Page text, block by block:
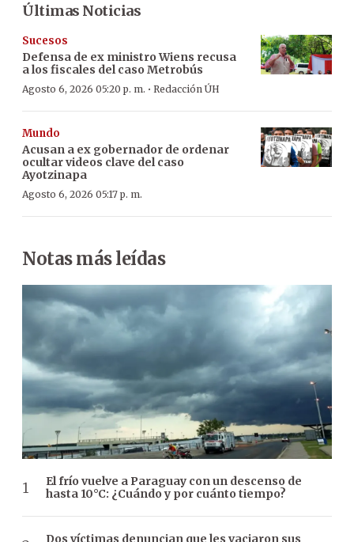
Últimas Noticias
Sucesos
Defensa de ex ministro Wiens recusa
a los fiscales del caso Metrobús
Agosto 6, 2026 05:20 p. m. · Redacción ÚH
Mundo
Acusan a ex gobernador de ordenar
ocultar videos clave del caso
Ayotzinapa
Agosto 6, 2026 05:17 p. m.
Notas más leídas
El frío vuelve a Paraguay con un descenso de
hasta 10°C: ¿Cuándo y por cuánto tiempo?
Dos víctimas denuncian que les vaciaron sus